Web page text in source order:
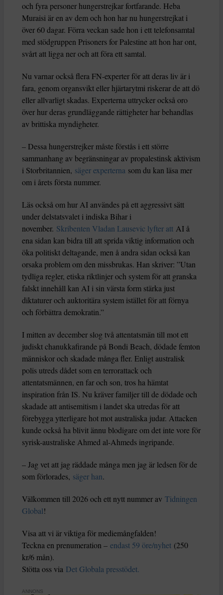
och fyra personer hungerstrejkar fortfarande. Heba
Muraisi är en av dem och hon har nu hungerstrejkat i
över 60 dagar. Förra veckan sade hon i ett telefonsamtal
med stödgruppen Prisoners for Palestine att hon har ont,
svårt att ligga ner och att föra ett samtal.
Nu varnar också flera FN-experter för att deras liv är i
fara, genom organsvikt eller hjärtarytmi riskerar de att dö
eller allvarligt skadas. Experterna uttrycker också oro
över hur deras grundläggande rättigheter har behandlas
av brittiska myndigheter.
– Dessa hungerstrejker måste förstås i ett större
sammanhang av begränsningar av propalestinsk aktivism
i Storbritannien, säger experterna som du kan läsa mer
om i årets första nummer.
Läs också om hur AI användes på ett aggressivt sätt
under delstatsvalet i indiska Bihar i
november. Skribenten Vladan Lausevic lyfter att AI å
ena sidan kan bidra till att sprida viktig information och
öka politiskt deltagande, men å andra sidan också kan
orsaka problem om den missbrukas. Han skriver: ”Utan
tydliga regler, etiska riktlinjer och system för att granska
falskt innehåll kan AI i sin värsta form stärka just
diktaturer och auktoritära system istället för att förnya
och förbättra demokratin.”
I mitten av december slog två attentatsmän till mot ett
judiskt chanukkafirande på Bondi Beach, dödade femton
människor och skadade många fler. Enligt australisk
polis utreds dådet som en terrorattack och
attentatsmännen, en far och son, tros ha hämtat
inspiration från IS. Nu kräver familjer till de dödade och
skadade att antisemitism i landet ska utredas för att
förebygga ytterligare hot mot australiska judar. Attacken
kunde också ha blivit ännu blodigare om det inte vore för
syrisk-australiske Ahmed al-Ahmeds ingripande.
– Jag vet att jag räddade många men jag är ledsen för de
som förlorades, säger han.
Välkommen till 2026 och ett nytt nummer av Tidningen
Global!
Visa att vi är viktiga för mediemångfalden!
Teckna en prenumeration – endast 59 öre/nyhet (250
kr/6 mån).
Stötta oss via Det Globala presstödet.
ANNONS